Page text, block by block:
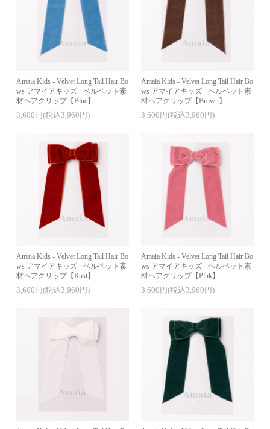
Amaia Kids - Velvet Long Tail Hair Bo
ws アマイアキッズ - ベルベット素
材ヘアクリップ【Blue】
3,600円(税込3,960円)
Amaia Kids - Velvet Long Tail Hair Bo
ws アマイアキッズ - ベルベット素
材ヘアクリップ【Brown】
3,600円(税込3,960円)
Amaia Kids - Velvet Long Tail Hair Bo
ws アマイアキッズ - ベルベット素
材ヘアクリップ【Rust】
3,600円(税込3,960円)
Amaia Kids - Velvet Long Tail Hair Bo
ws アマイアキッズ - ベルベット素
材ヘアクリップ【Pink】
3,600円(税込3,960円)